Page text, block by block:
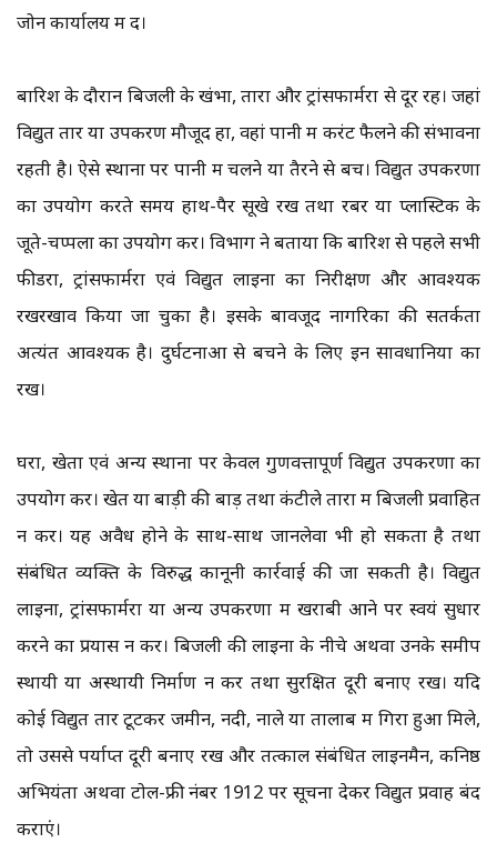
जोन कार्यालय में दें।
बारिश के दौरान बिजली के खंभों, तारों और ट्रांसफार्मरों से दूर रहें। जहां
विद्युत तार या उपकरण मौजूद हों, वहां पानी में करंट फैलने की संभावना
रहती है। ऐसे स्थानों पर पानी में चलने या तैरने से बचें। विद्युत उपकरणों
का उपयोग करते समय हाथ-पैर सूखे रखें तथा रबर या प्लास्टिक के
जूते-चप्पलों का उपयोग करें। विभाग ने बताया कि बारिश से पहले सभी
फीडरों, ट्रांसफार्मरों एवं विद्युत लाइनों का निरीक्षण और आवश्यक
रखरखाव किया जा चुका है। इसके बावजूद नागरिकों की सतर्कता
अत्यंत आवश्यक है। दुर्घटनाओं से बचने के लिए इन सावधानियों का
रखें।
घरों, खेतों एवं अन्य स्थानों पर केवल गुणवत्तापूर्ण विद्युत उपकरणों का
उपयोग करें। खेत या बाड़ी की बाड़ तथा कंटीले तारों में बिजली प्रवाहित
न करें। यह अवैध होने के साथ-साथ जानलेवा भी हो सकता है तथा
संबंधित व्यक्ति के विरुद्ध कानूनी कार्रवाई की जा सकती है। विद्युत
लाइनों, ट्रांसफार्मरों या अन्य उपकरणों में खराबी आने पर स्वयं सुधार
करने का प्रयास न करें। बिजली की लाइनों के नीचे अथवा उनके समीप
स्थायी या अस्थायी निर्माण न करें तथा सुरक्षित दूरी बनाए रखें। यदि
कोई विद्युत तार टूटकर जमीन, नदी, नाले या तालाब में गिरा हुआ मिले,
तो उससे पर्याप्त दूरी बनाए रखें और तत्काल संबंधित लाइनमैन, कनिष्ठ
अभियंता अथवा टोल-फ्री नंबर 1912 पर सूचना देकर विद्युत प्रवाह बंद
कराएं।